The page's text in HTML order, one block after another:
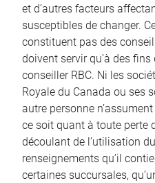
et d’autres facteurs
susceptibles de changer.
constituent pas des
doivent servir qu’à des
conseiller RBC. Ni les
Royale du Canada ou ses
autre personne
ce soit quant à toute perte
découlant de l’utilisation
renseignements qu’il
certaines succursales,